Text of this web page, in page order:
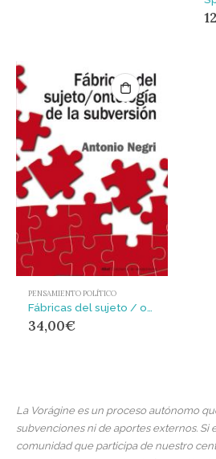
PENSAMIENTO POLÍTICO
34,00€
La Vorágine es un proceso autónomo
subvenciones ni de aportes externos. Si
comunidad que participa de nuestro